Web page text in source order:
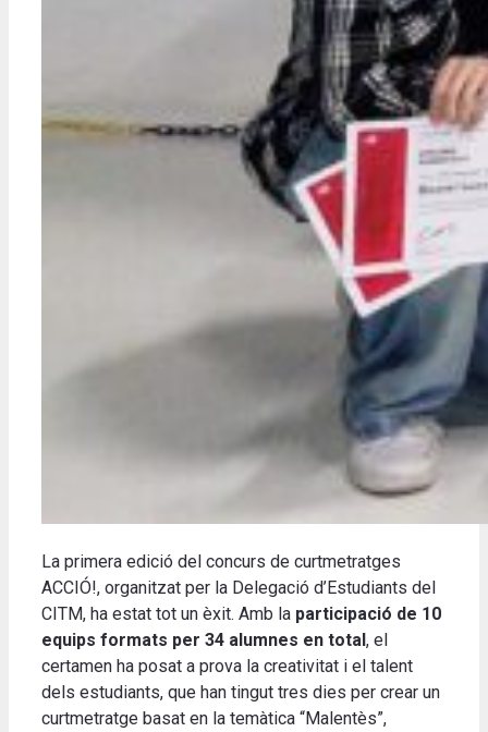
La primera edició del concurs de curtmetratges
ACCIÓ!, organitzat per la Delegació d’Estudiants del
CITM, ha estat tot un èxit. Amb la participació de 10
equips formats per 34 alumnes en total, el
certamen ha posat a prova la creativitat i el talent
dels estudiants, que han tingut tres dies per crear un
curtmetratge basat en la temàtica “Malentès”,